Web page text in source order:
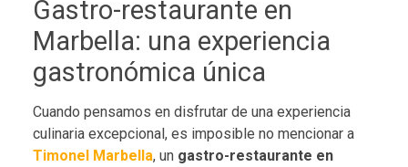
Gastro-restaurante en
Marbella: una experiencia
gastronómica única
Cuando pensamos en disfrutar de una experiencia
culinaria excepcional, es imposible no mencionar a
Timonel Marbella, un gastro-restaurante en